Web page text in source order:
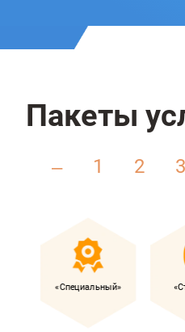
Пакеты
«Специальный»
– 1 2 3